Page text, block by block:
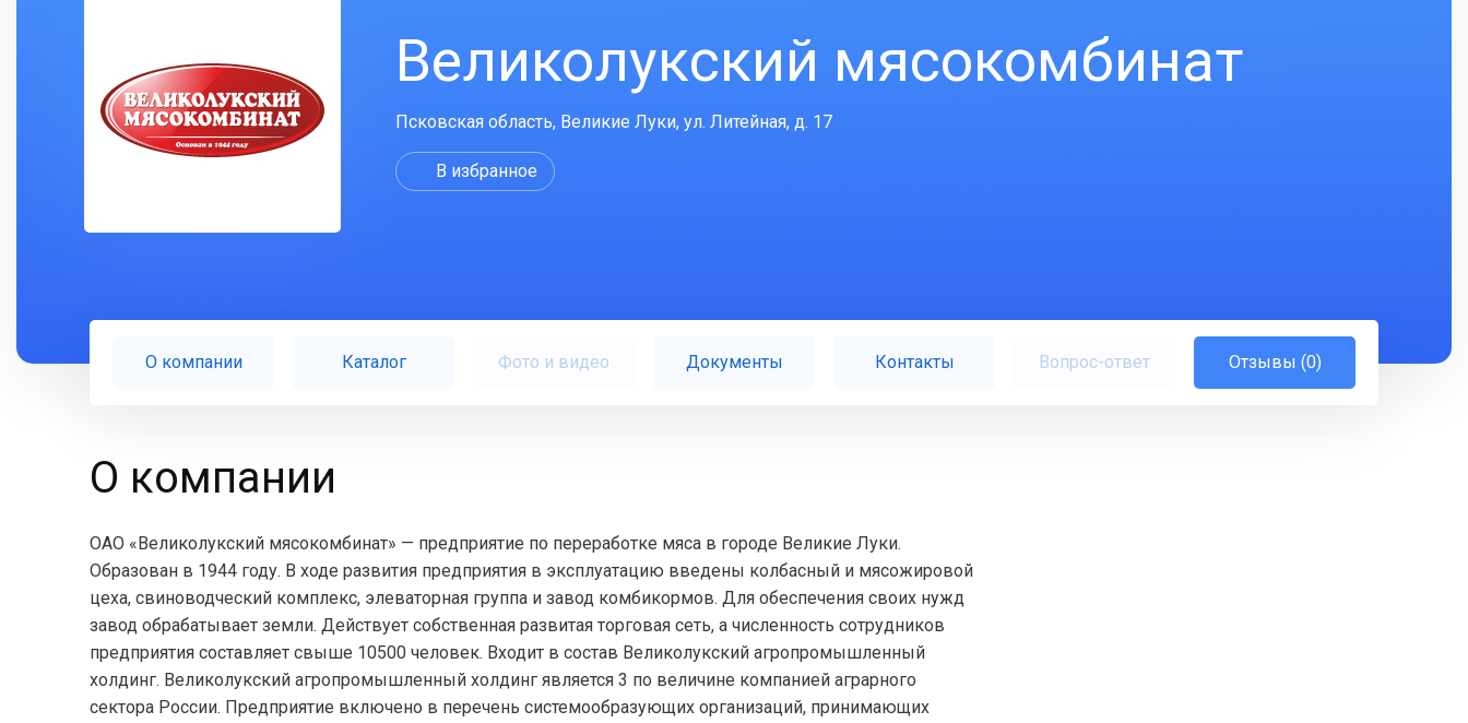
Великолукский мясокомбинат
Псковская область, Великие Луки, ул. Литейная, д. 17
В избранное
О компании Каталог Фото и видео Документы Контакты Вопрос-ответ Отзывы (0)
О компании
ОАО «Великолукский мясокомбинат» — предприятие по переработке мяса в городе Великие Луки.
Образован в 1944 году. В ходе развития предприятия в эксплуатацию введены колбасный и мясожировой
цеха, свиноводческий комплекс, элеваторная группа и завод комбикормов. Для обеспечения своих нужд
завод обрабатывает земли. Действует собственная развитая торговая сеть, а численность сотрудников
предприятия составляет свыше 10500 человек. Входит в состав Великолукский агропромышленный
холдинг. Великолукский агропромышленный холдинг является 3 по величине компанией аграрного
сектора России. Предприятие включено в перечень системообразующих организаций, принимающих